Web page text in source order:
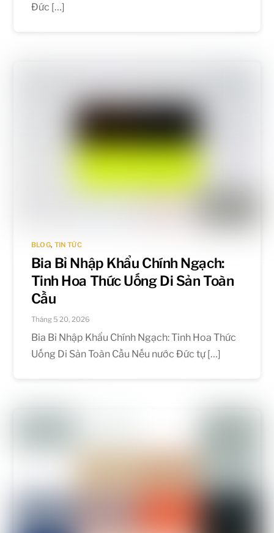
Đức […]
BLOG, TIN TỨC
Bia Bỉ Nhập Khẩu Chính Ngạch:
Tinh Hoa Thức Uống Di Sản Toàn
Cầu
Tháng 5 20, 2026
Bia Bỉ Nhập Khẩu Chính Ngạch: Tinh Hoa Thức
Uống Di Sản Toàn Cầu Nếu nước Đức tự […]